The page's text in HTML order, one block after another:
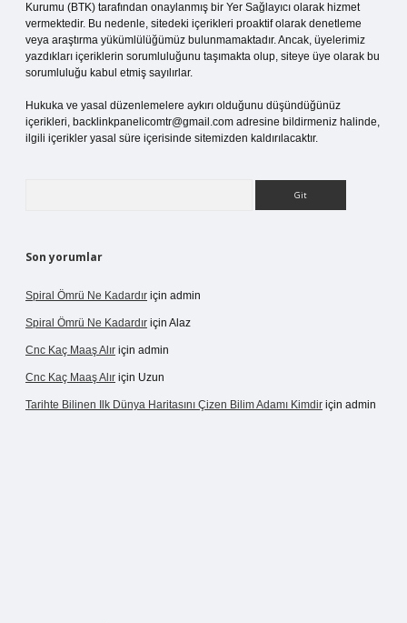
Kurumu (BTK) tarafından onaylanmış bir Yer Sağlayıcı olarak hizmet
vermektedir. Bu nedenle, sitedeki içerikleri proaktif olarak denetleme
veya araştırma yükümlülüğümüz bulunmamaktadır. Ancak, üyelerimiz
yazdıkları içeriklerin sorumluluğunu taşımakta olup, siteye üye olarak bu
sorumluluğu kabul etmiş sayılırlar.
Hukuka ve yasal düzenlemelere aykırı olduğunu düşündüğünüz
içerikleri, backlinkpanelicomtr@gmail.com adresine bildirmeniz halinde,
ilgili içerikler yasal süre içerisinde sitemizden kaldırılacaktır.
Son yorumlar
Spiral Ömrü Ne Kadardır için admin
Spiral Ömrü Ne Kadardır için Alaz
Cnc Kaç Maaş Alır için admin
Cnc Kaç Maaş Alır için Uzun
Tarihte Bilinen Ilk Dünya Haritasını Çizen Bilim Adamı Kimdir için admin